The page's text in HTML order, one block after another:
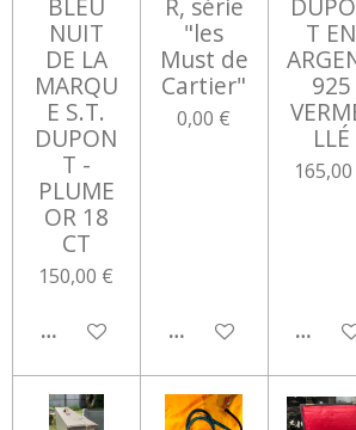
NUIT
DE LA
MARQU
E S.T.
DUPON
T -
PLUME
OR 18
CT
150,00 €
AJOUTER AU PANIER
"les
Must de
Cartier"
0,00 €
AJOUTER AU PANIER
T EN
925
LLÉ